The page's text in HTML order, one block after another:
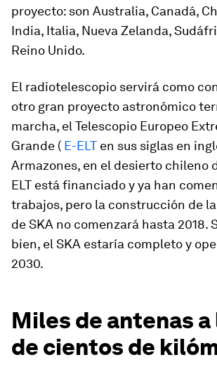
proyecto: son Australia, Canadá,
India, Italia, Nueva Zelanda,
Reino Unido.
El radiotelescopio servirá como
otro gran proyecto astronómico
marcha, el Telescopio Europeo
Grande ( E-ELT en sus siglas en
Armazones, en el desierto chileno
ELT está financiado y ya han
trabajos, pero la construcción de
de SKA no comenzará hasta 2018.
bien, el SKA estaría completo y
2030.
Miles de antenas
de cientos de